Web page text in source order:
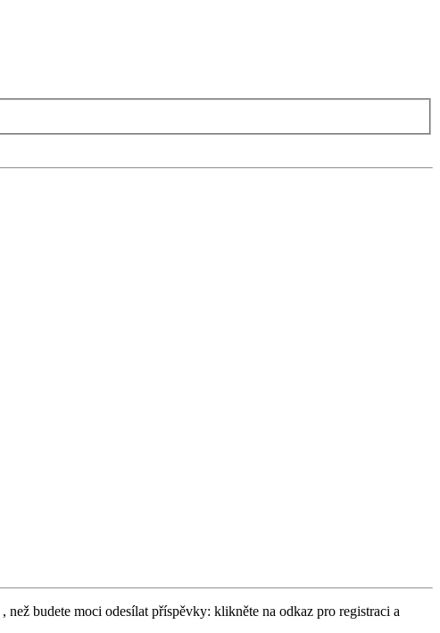
, než budete moci odesílat příspěvky: klikněte na odkaz pro registraci a